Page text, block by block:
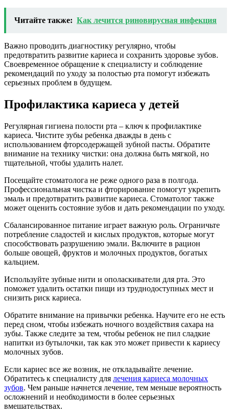
Читайте также: Как лечится риновирусная инфекция
Важно проводить диагностику регулярно, чтобы
предотвратить развитие кариеса и сохранить здоровье зубов.
Своевременное обращение к специалисту и соблюдение
рекомендаций по уходу за полостью рта помогут избежать
серьезных проблем в будущем.
Профилактика кариеса у детей
Регулярная гигиена полости рта – ключ к профилактике
кариеса. Чистите зубы ребенка дважды в день с
использованием фторсодержащей зубной пасты. Обратите
внимание на технику чистки: она должна быть мягкой, но
тщательной, чтобы удалить налет.
Посещайте стоматолога не реже одного раза в полгода.
Профессиональная чистка и фторирование помогут укрепить
эмаль и предотвратить развитие кариеса. Стоматолог также
может оценить состояние зубов и дать рекомендации по уходу.
Сбалансированное питание играет важную роль. Ограничьте
потребление сладостей и кислых продуктов, которые могут
способствовать разрушению эмали. Включите в рацион
больше овощей, фруктов и молочных продуктов, богатых
кальцием.
Используйте зубные нити и ополаскиватели для рта. Это
поможет удалить остатки пищи из труднодоступных мест и
снизить риск кариеса.
Обратите внимание на привычки ребенка. Научите его не есть
перед сном, чтобы избежать ночного воздействия сахара на
зубы. Также следите за тем, чтобы ребенок не пил сладкие
напитки из бутылочки, так как это может привести к кариесу
молочных зубов.
Если кариес все же возник, не откладывайте лечение.
Обратитесь к специалисту для лечения кариеса молочных
зубов. Чем раньше начнется лечение, тем меньше вероятность
осложнений и необходимости в более серьезных
вмешательствах.